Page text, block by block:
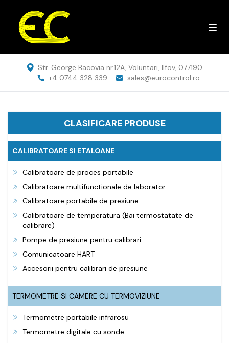
Str. George Bacovia nr.12A, Voluntari, Ilfov, 077190
+4 0744 328 339
sales@eurocontrol.ro
CLASIFICARE PRODUSE
CALIBRATOARE SI ETALOANE
Calibratoare de proces portabile
Calibratoare multifunctionale de laborator
Calibratoare portabile de presiune
Calibratoare de temperatura (Bai termostatate de
calibrare)
Pompe de presiune pentru calibrari
Comunicatoare HART
Accesorii pentru calibrari de presiune
TERMOMETRE SI CAMERE CU TERMOVIZIUNE
Termometre portabile infrarosu
Termometre digitale cu sonde